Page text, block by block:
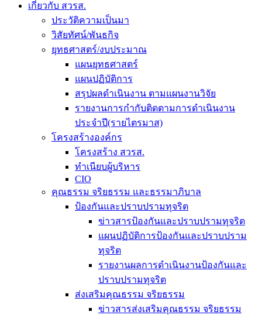
เกี่ยวกับ สวรส.
ประวัติความเป็นมา
วิสัยทัศน์/พันธกิจ
ยุทธศาสตร์/งบประมาณ
แผนยุทธศาสตร์
แผนปฏิบัติการ
สรุปผลดำเนินงาน ตามแผนงานวิจัย
รายงานการกำกับติดตามการดำเนินงาน
ประจำปี(รายไตรมาส)
โครงสร้างองค์กร
โครงสร้าง สวรส.
ทำเนียบผู้บริหาร
CIO
คุณธรรม จริยธรรม และธรรมาภิบาล
ป้องกันและปราบปรามทุจริต
ข่าวสารป้องกันและปราบปรามทุจริต
แผนปฏิบัติการป้องกันและปราบปราม
ทุจริต
รายงานผลการดำเนินงานป้องกันและ
ปราบปรามทุจริต
ส่งเสริมคุณธรรม จริยธรรม
ข่าวสารส่งเสริมคุณธรรม จริยธรรม